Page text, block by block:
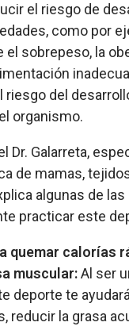
el riesgo de
como por
el sobrepeso, la
riesgo del
organismo.
Dr. Galarreta,
de mamas,
algunas de las
practicar este
quemar calorías
muscular:Al ser
deporte te
reducir la grasa